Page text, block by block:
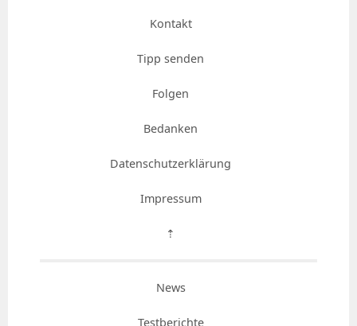
Kontakt
Tipp senden
Folgen
Bedanken
Datenschutzerklärung
Impressum
⇡
News
Testberichte